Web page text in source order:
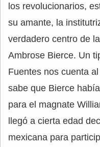
los revolucionarios,
su amante, la
verdadero centro de
Ambrose Bierce. Un
Fuentes nos cuenta
sabe que Bierce
para el magnate
llegó a cierta edad
mexicana para